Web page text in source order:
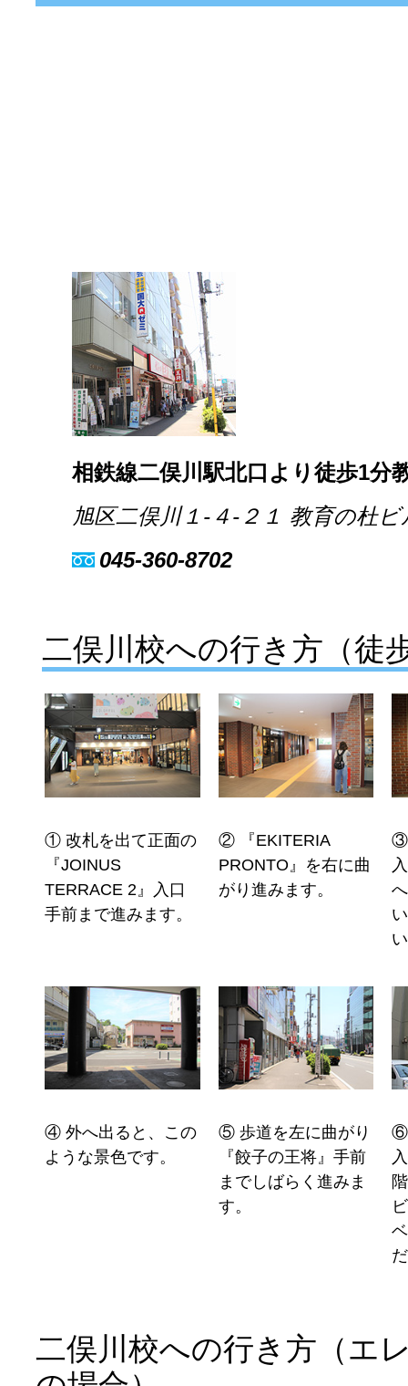
相鉄線二俣川駅北口より徒歩1分
旭区二俣川１-４-２１ 教育の杜ビ
045-360-8702
二俣川校への行き方（徒
① 改札を出て正面の
『JOINUS
TERRACE 2』入口
手前まで進みます。
② 『EKITERIA
PRONTO』を右に曲
がり進みます。
③
④ 外へ出ると、この
ような景色です。
⑤ 歩道を左に曲がり
『餃子の王将』手前
までしばらく進みま
す。
⑥
二俣川校への行き方（エ